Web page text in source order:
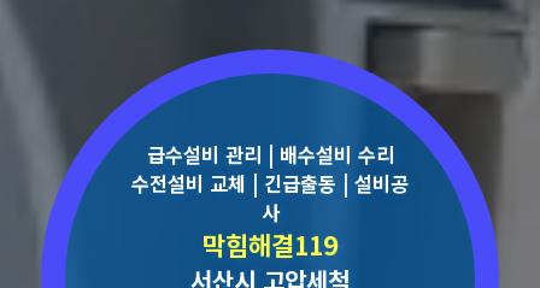
급수설비 관리 | 배수설비 수리
수전설비 교체 | 긴급출동 | 설비공
사
막힘해결119
서산시 고압세척